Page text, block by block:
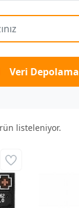
Veri Depolama
listeleniyor.